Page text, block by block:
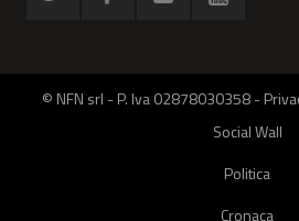
© NFN srl - P. Iva 02878030358 -
Social Wall
Politica
Cronaca